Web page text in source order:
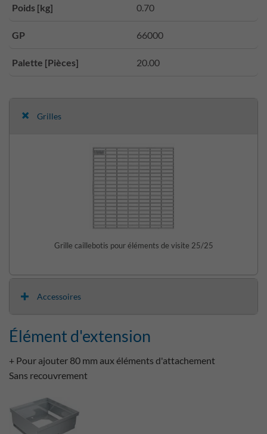
Poids [kg] 0.70
GP 66000
Palette [Pièces] 20.00
Grilles
Grille caillebotis pour éléments de visite 25/25
Accessoires
Élément d'extension
+ Pour ajouter 80 mm aux éléments d'attachement
Sans recouvrement